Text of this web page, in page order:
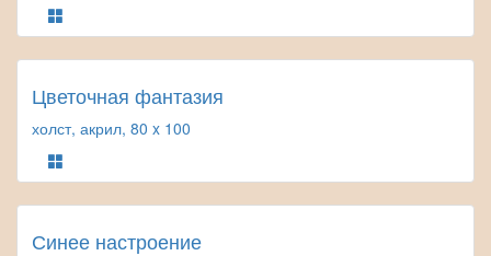
Цветочная фантазия
холст, акрил, 80 x 100
Синее настроение